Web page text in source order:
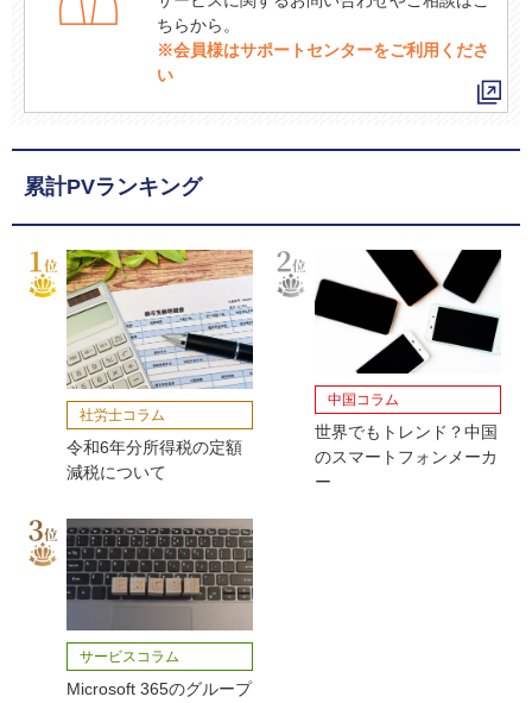
ちらから。
※会員様はサポートセンターをご利用くださ
い
累計PVランキング
社労士コラム
令和6年分所得税の定額
減税について
中国コラム
世界でもトレンド？中国
のスマートフォンメーカ
ー
サービスコラム
Microsoft 365のグループ